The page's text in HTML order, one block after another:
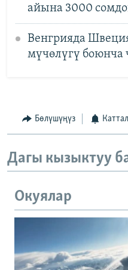
айына 3000
Венгрияда
мүчөлүгү боюнча
Бөлүшүңүз
Дагы кызыктуу
Окуялар